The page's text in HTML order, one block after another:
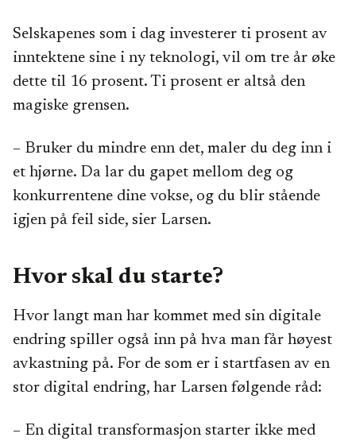
Selskapenes som i dag investerer ti prosent av
inntektene sine i ny teknologi, vil om tre år øke
dette til 16 prosent. Ti prosent er altså den
magiske grensen.
– Bruker du mindre enn det, maler du deg inn i
et hjørne. Da lar du gapet mellom deg og
konkurrentene dine vokse, og du blir stående
igjen på feil side, sier Larsen.
Hvor skal du starte?
Hvor langt man har kommet med sin digitale
endring spiller også inn på hva man får høyest
avkastning på. For de som er i startfasen av en
stor digital endring, har Larsen følgende råd:
– En digital transformasjon starter ikke med